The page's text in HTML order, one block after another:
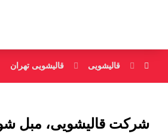
قالیشویی قالیشویی تهران
شرکت قالیشویی، مبل